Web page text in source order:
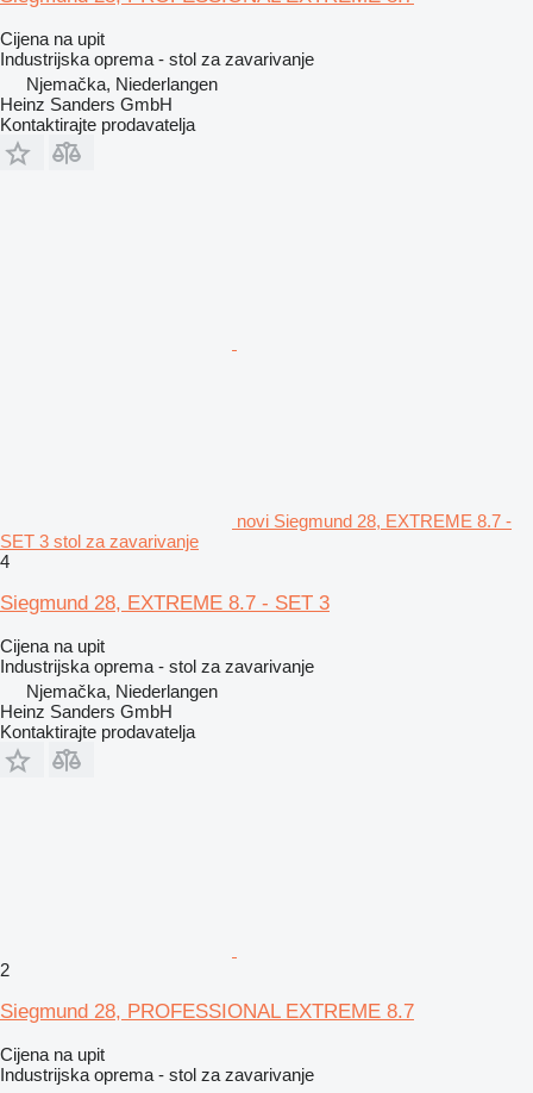
Cijena na upit
Industrijska oprema - stol za zavarivanje
Njemačka, Niederlangen
Heinz Sanders GmbH
Kontaktirajte prodavatelja
novi Siegmund 28, EXTREME 8.7 -
SET 3 stol za zavarivanje
4
Siegmund 28, EXTREME 8.7 - SET 3
Cijena na upit
Industrijska oprema - stol za zavarivanje
Njemačka, Niederlangen
Heinz Sanders GmbH
Kontaktirajte prodavatelja
2
Siegmund 28, PROFESSIONAL EXTREME 8.7
Cijena na upit
Industrijska oprema - stol za zavarivanje